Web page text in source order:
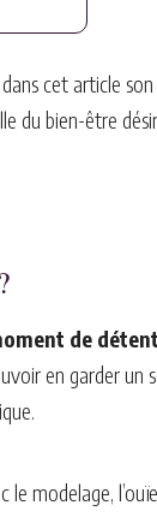
cet article
du bien-être
de
en garder un
modelage,